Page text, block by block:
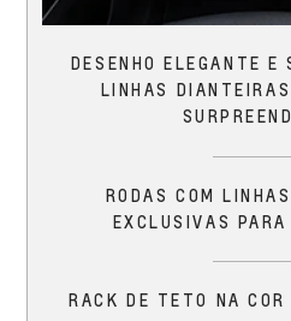
DESENHO ELEGANTE E
LINHAS
RODAS COM
EXCLUSIVAS PARA
RACK DE TETO NA